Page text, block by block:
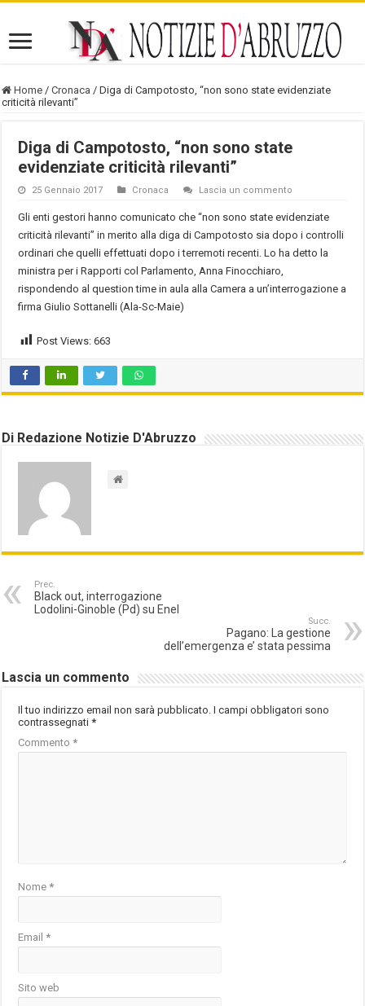
Home / Cronaca / Diga di Campotosto, “non sono state evidenziate
criticità rilevanti”
Diga di Campotosto, “non sono state
evidenziate criticità rilevanti”
25 Gennaio 2017 Cronaca Lascia un commento
Gli enti gestori hanno comunicato che “non sono state evidenziate
criticità rilevanti” in merito alla diga di Campotosto sia dopo i controlli
ordinari che quelli effettuati dopo i terremoti recenti. Lo ha detto la
ministra per i Rapporti col Parlamento, Anna Finocchiaro,
rispondendo al question time in aula alla Camera a un’interrogazione a
firma Giulio Sottanelli (Ala-Sc-Maie)
Post Views: 663
Di Redazione Notizie D'Abruzzo
Prec.
Black out, interrogazione
Lodolini-Ginoble (Pd) su Enel
Succ.
Pagano: La gestione
dell’emergenza e’ stata pessima
Lascia un commento
Il tuo indirizzo email non sarà pubblicato. I campi obbligatori sono
contrassegnati*
Commento*
Nome*
Email*
Sito web